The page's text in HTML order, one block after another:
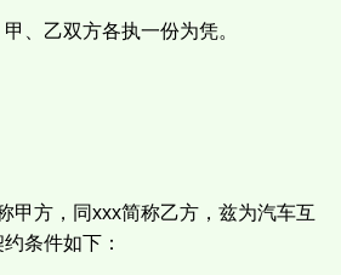
乙双方各执一份为凭。
甲方，同xxx简称乙方，兹为汽车互
条件如下：